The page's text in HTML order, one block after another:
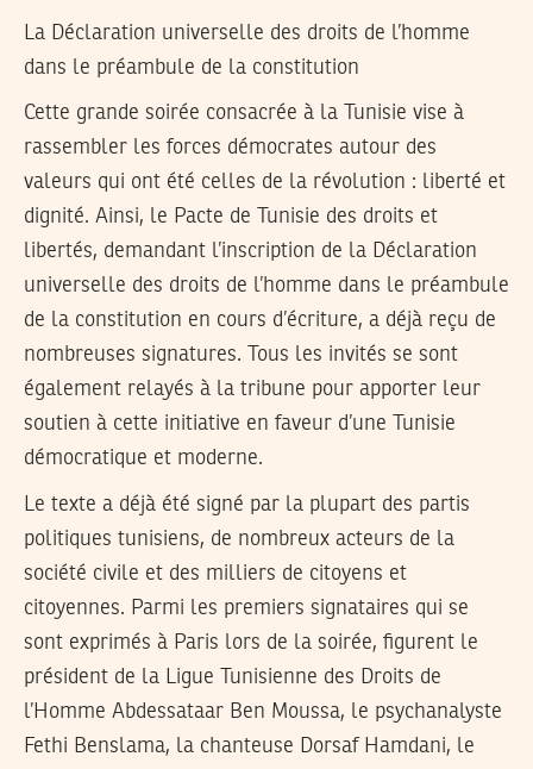
La Déclaration universelle des droits de l’homme
dans le préambule de la constitution
Cette grande soirée consacrée à la Tunisie vise à
rassembler les forces démocrates autour des
valeurs qui ont été celles de la révolution : liberté et
dignité. Ainsi, le Pacte de Tunisie des droits et
libertés, demandant l’inscription de la Déclaration
universelle des droits de l’homme dans le préambule
de la constitution en cours d’écriture, a déjà reçu de
nombreuses signatures. Tous les invités se sont
également relayés à la tribune pour apporter leur
soutien à cette initiative en faveur d’une Tunisie
démocratique et moderne.
Le texte a déjà été signé par la plupart des partis
politiques tunisiens, de nombreux acteurs de la
société civile et des milliers de citoyens et
citoyennes. Parmi les premiers signataires qui se
sont exprimés à Paris lors de la soirée, figurent le
président de la Ligue Tunisienne des Droits de
l’Homme Abdessataar Ben Moussa, le psychanalyste
Fethi Benslama, la chanteuse Dorsaf Hamdani, le